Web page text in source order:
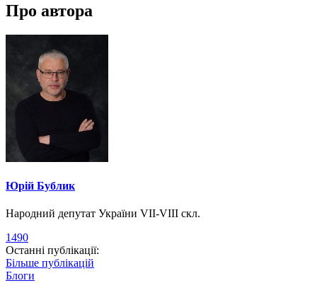
Про автора
Юрій Бублик
Народний депутат України VII-VIII скл.
1490
Останні публікації:
Більше публікацій
Блоги